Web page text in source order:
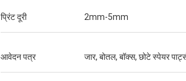
प्रिंट दूरी 2mm-5mm
आवेदन पत्र जार, बोतल, बॉक्स, छोटे स्पेयर